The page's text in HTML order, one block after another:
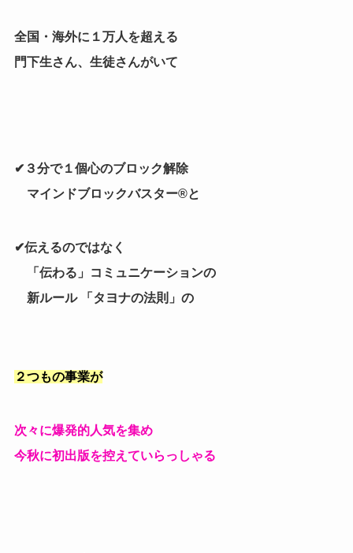
全国・海外に１万人を超える
門下生さん、生徒さんがいて
✔３分で１個心のブロック解除
マインドブロックバスター®と
✔伝えるのではなく
「伝わる」コミュニケーションの
新ルール 「タヨナの法則」の
２つもの事業が
次々に爆発的人気を集め
今秋に初出版を控えていらっしゃる